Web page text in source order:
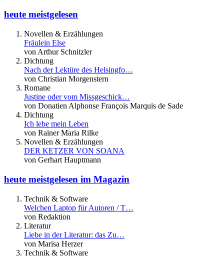
heute meistgelesen
Novellen & Erzählungen
Fräulein Else
von Arthur Schnitzler
Dichtung
Nach der Lektüre des Helsingfo…
von Christian Morgenstern
Romane
Justine oder vom Missgeschick…
von Donatien Alphonse François Marquis de Sade
Dichtung
Ich lebe mein Leben
von Rainer Maria Rilke
Novellen & Erzählungen
DER KETZER VON SOANA
von Gerhart Hauptmann
heute meistgelesen im Magazin
Technik & Software
Welchen Laptop für Autoren / T…
von Redaktion
Literatur
Liebe in der Literatur: das Zu…
von Marisa Herzer
Technik & Software